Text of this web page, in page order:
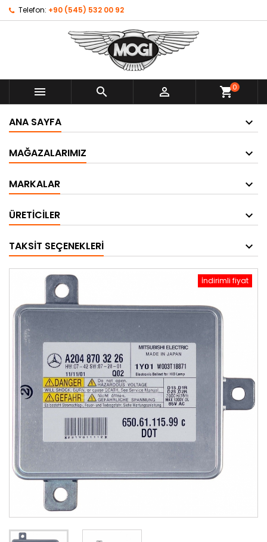
Telefon: +90 (545) 532 00 92
   shopping_cart0
ANA SAYFA
MAĞAZALARIMIZ
MARKALAR
ÜRETICILER
TAKSIT SEÇENEKLERI
İndirimli fiyat